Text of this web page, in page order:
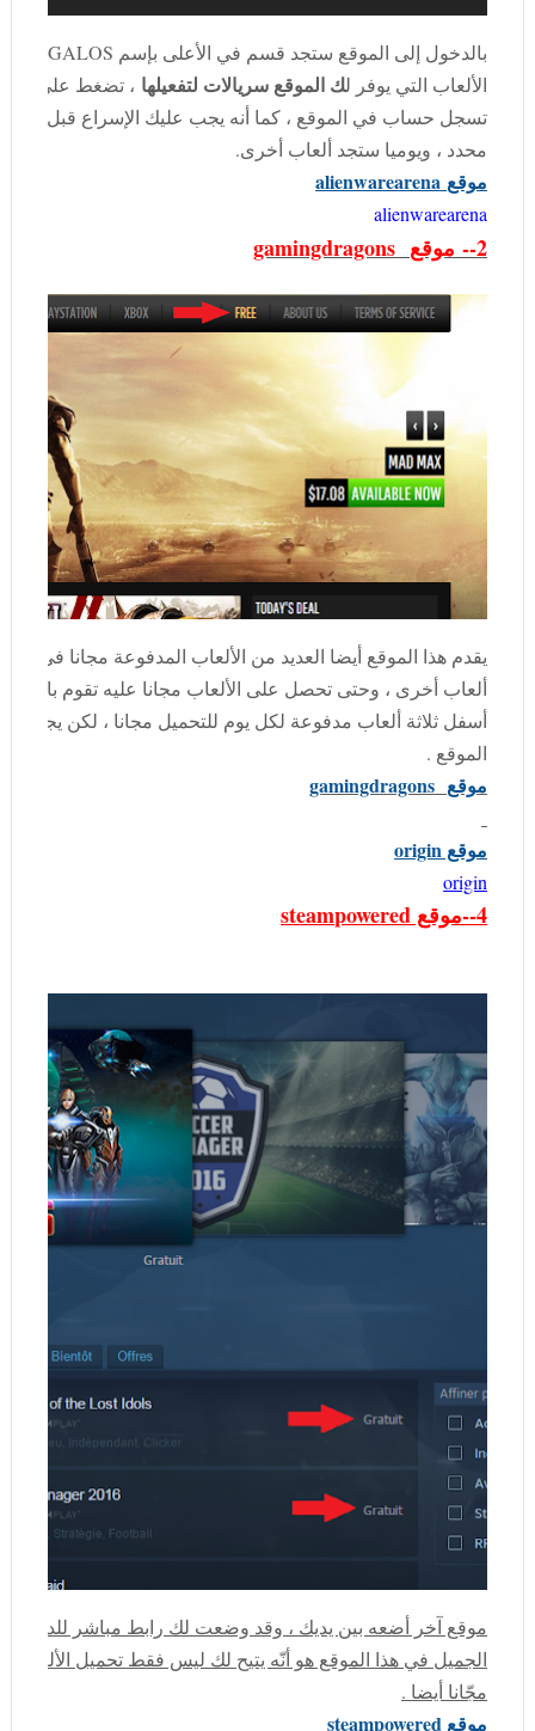
الألعاب التي يوفر لك الموقع سريالات لتفعيلها ، تضغط على أي
تسجل حساب في الموقع ، كما أنه يجب عليك الإسراع قبل أن
محدد ، ويوميا ستجد ألعاب أخرى.
موقع alienwarearena
alienwarearena
2-- موقع gamingdragons
يقدم هذا الموقع أيضا العديد من الألعاب المدفوعة مجانا في
أسفل ثلاثة ألعاب مدفوعة لكل يوم للتحميل مجانا ، لكن
الموقع .
موقع gamingdragons
موقع origin
origin
4--موقع steampowered
موقع آخر أضعه بين يديك ، وقد وضعت لك رابط مباشر
الجميل في هذا الموقع هو أنّه يتيح لك ليس فقط تحميل الألعاب
مجّانا أيضا .
موقع steampowered